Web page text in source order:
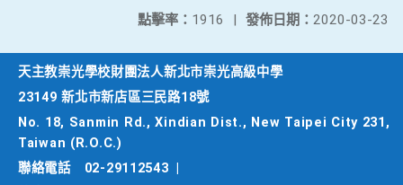
發佈日期： 2020-03-23
點擊率： 1916 |
天主教崇光學校財團法人新北市崇光高級中學
23149 新北市新店區三民路18號
No. 18, Sanmin Rd., Xindian Dist., New Taipei City 231,
Taiwan (R.O.C.)
聯絡電話
02-29112543